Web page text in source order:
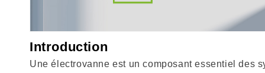
Introduction
Une électrovanne est un composant essentiel des